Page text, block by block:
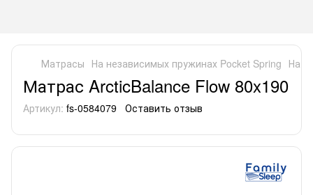
Матрасы На независимых пружинах Pocket Spring На
Матрас ArcticBalance Flow 80x190
Артикул: fs-0584079 Оставить отзыв